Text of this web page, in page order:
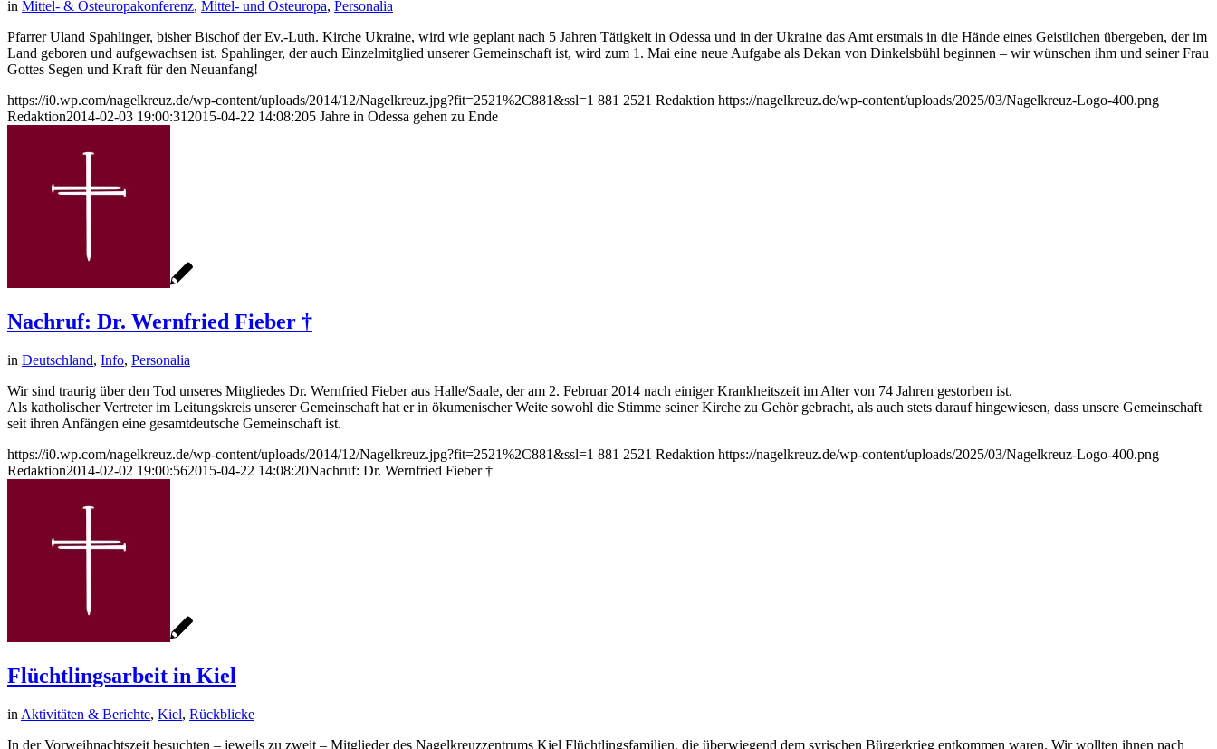
in Mittel- & Osteuropakonferenz, Mittel- und Osteuropa, Personalia
Pfarrer Uland Spahlinger, bisher Bischof der Ev.-Luth. Kirche Ukraine, wird wie geplant nach 5 Jahren Tätigkeit in Odessa und in der Ukraine das Amt erstmals in die Hände eines Geistlichen übergeben, der im
Land geboren und aufgewachsen ist. Spahlinger, der auch Einzelmitglied unserer Gemeinschaft ist, wird zum 1. Mai eine neue Aufgabe als Dekan von Dinkelsbühl beginnen – wir wünschen ihm und seiner Frau
Gottes Segen und Kraft für den Neuanfang!
https://i0.wp.com/nagelkreuz.de/wp-content/uploads/2014/12/Nagelkreuz.jpg?fit=2521%2C881&ssl=1 881 2521 Redaktion https://nagelkreuz.de/wp-content/uploads/2025/03/Nagelkreuz-Logo-400.png
Redaktion2014-02-03 19:00:31 2015-04-22 14:08:205 Jahre in Odessa gehen zu Ende
Nachruf: Dr. Wernfried Fieber †
in Deutschland, Info, Personalia
Wir sind traurig über den Tod unseres Mitgliedes Dr. Wernfried Fieber aus Halle/Saale, der am 2. Februar 2014 nach einiger Krankheitszeit im Alter von 74 Jahren gestorben ist.
Als katholischer Vertreter im Leitungskreis unserer Gemeinschaft hat er in ökumenischer Weite sowohl die Stimme seiner Kirche zu Gehör gebracht, als auch stets darauf hingewiesen, dass unsere Gemeinschaft
seit ihren Anfängen eine gesamtdeutsche Gemeinschaft ist.
https://i0.wp.com/nagelkreuz.de/wp-content/uploads/2014/12/Nagelkreuz.jpg?fit=2521%2C881&ssl=1 881 2521 Redaktion https://nagelkreuz.de/wp-content/uploads/2025/03/Nagelkreuz-Logo-400.png
Redaktion2014-02-02 19:00:562015-04-22 14:08:20Nachruf: Dr. Wernfried Fieber †
Flüchtlingsarbeit in Kiel
in Aktivitäten & Berichte, Kiel, Rückblicke
In der Vorweihnachtszeit besuchten – jeweils zu zweit – Mitglieder des Nagelkreuzzentrums Kiel Flüchtlingsfamilien, die überwiegend dem syrischen Bürgerkrieg entkommen waren. Wir wollten ihnen nach